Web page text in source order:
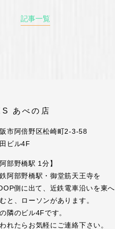
記事一覧
あべの店
市阿倍野区松崎町2-3-58
ビル4F
阿部野橋駅 1分】
阿部野橋駅・御堂筋天王寺を
側に出て、近鉄電車沿いを東へ
と、ローソンがあります。
隣のビル4Fです。
れたらお気軽にご連絡下さい。